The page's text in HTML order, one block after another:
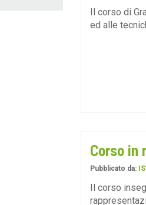
Il corso di
ed alle
Corso in
Pubblicato da:
Il corso